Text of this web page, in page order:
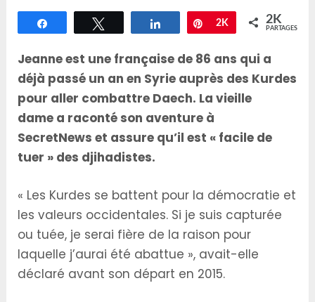
Partagez Partagez Épingle
2K 2K
PARTAGES
Jeanne est une française de 86 ans qui a
déjà passé un an en Syrie auprès des Kurdes
pour aller combattre Daech. La vieille
dame a raconté son aventure à
SecretNews et assure qu’il est « facile de
tuer » des djihadistes.
« Les Kurdes se battent pour la démocratie et
les valeurs occidentales. Si je suis capturée
ou tuée, je serai fière de la raison pour
laquelle j’aurai été abattue », avait-elle
déclaré avant son départ en 2015.